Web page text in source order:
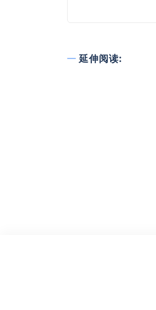
延伸阅读: